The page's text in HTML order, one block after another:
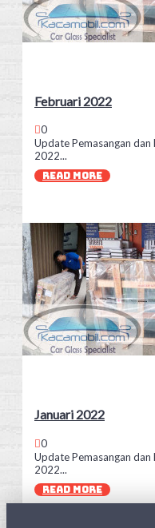
Februari 2022
0
Update Pemasangan
2022...
READ MORE
Januari 2022
0
Update Pemasangan
2022...
READ MORE